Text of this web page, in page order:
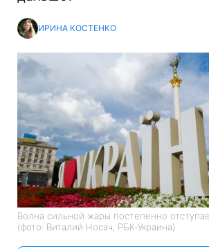
ИРИНА КОСТЕНКО
Волна сильной жары постепенно
(фото: Виталий Носач, РБК-Украина)